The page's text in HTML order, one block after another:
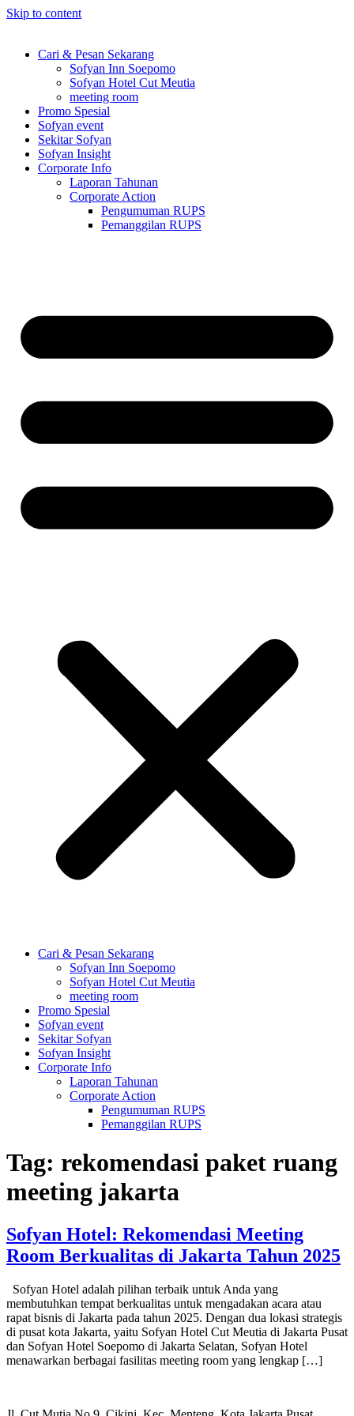
Skip to content
Cari & Pesan Sekarang
Sofyan Inn Soepomo
Sofyan Hotel Cut Meutia
meeting room
Promo Spesial
Sofyan event
Sekitar Sofyan
Sofyan Insight
Corporate Info
Laporan Tahunan
Corporate Action
Pengumuman RUPS
Pemanggilan RUPS
Cari & Pesan Sekarang
Sofyan Inn Soepomo
Sofyan Hotel Cut Meutia
meeting room
Promo Spesial
Sofyan event
Sekitar Sofyan
Sofyan Insight
Corporate Info
Laporan Tahunan
Corporate Action
Pengumuman RUPS
Pemanggilan RUPS
Tag: rekomendasi paket ruang
meeting jakarta
Sofyan Hotel: Rekomendasi Meeting
Room Berkualitas di Jakarta Tahun 2025
Sofyan Hotel adalah pilihan terbaik untuk Anda yang
membutuhkan tempat berkualitas untuk mengadakan acara atau
rapat bisnis di Jakarta pada tahun 2025. Dengan dua lokasi strategis
di pusat kota Jakarta, yaitu Sofyan Hotel Cut Meutia di Jakarta Pusat
dan Sofyan Hotel Soepomo di Jakarta Selatan, Sofyan Hotel
menawarkan berbagai fasilitas meeting room yang lengkap […]